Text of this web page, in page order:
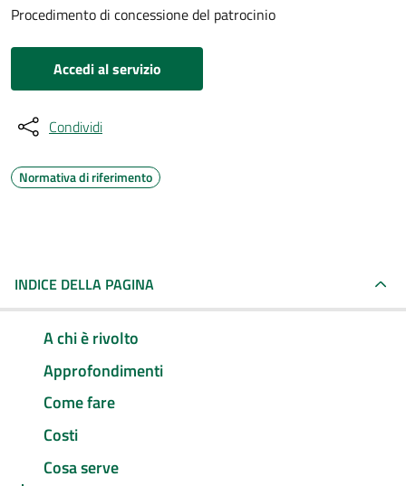
Procedimento di concessione del patrocinio
Accedi al servizio
Condividi
Normativa di riferimento
INDICE DELLA PAGINA
A chi è rivolto
Approfondimenti
Come fare
Costi
Cosa serve